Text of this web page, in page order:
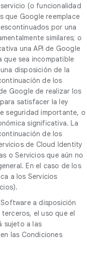
(o funcionalidad
que Google reemplace
por una
similares; o
una API de Google
que sea incompatible
disposición de la
de los
Google de realizar los
satisfacer la ley
seguridad importante, o
significativa. La
de los
de Cloud Identity
o Servicios que aún no
En el caso de los
a los Servicios
a disposición
el uso que el
sujeto a las
las Condiciones